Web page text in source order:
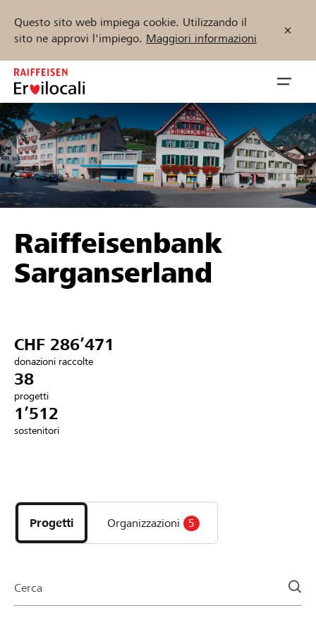
Questo sito web impiega cookie. Utilizzando il
sito ne approvi l'impiego. Maggiori informazioni
Zum
Inhalt
springen
öffnen
Sostenere
Aiuto & supporto
Collegarsi
Trova progetti e organizzazioni
Inizia ora
DE FR IT
Raiffeisenbank
Sarganserland
CHF 286’471
donazioni raccolte
38
progetti
1’512
sostenitori
i
progetti
e
della
Progetti Organizzazioni 5
Cerca